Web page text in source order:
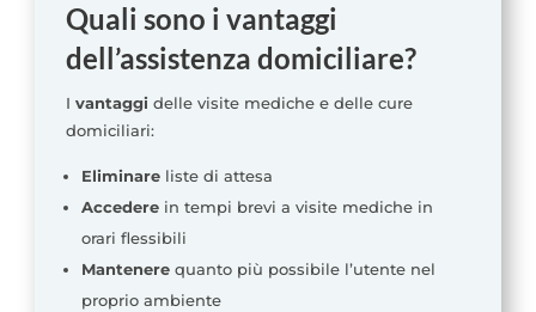
Quali sono i vantaggi
dell’assistenza domiciliare?
I vantaggi delle visite mediche e delle cure
domiciliari:
Eliminareliste di attesa
Accederein tempi brevi a visite mediche in
orari flessibili
Mantenerequanto più possibile l’utente nel
proprio ambiente